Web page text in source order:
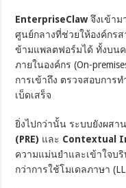
EnterpriseClawจึงเข้าม
ศูนย์กลางที่ช่วยให้องค์กร
ข้ามแพลตฟอร์มได้ ทั้งบนค
ภายในองค์กร (On-
การเข้าถึง ตรวจสอบการ
เบ็ดเสร็จ
ยิ่งไปกว่านั้น ระบบยังผสา
(PRE) และ Contextual
ความแม่นยำและเข้าใจบ
กว่าการใช้โมเดลภาษา